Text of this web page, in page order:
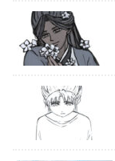
き先生の3...